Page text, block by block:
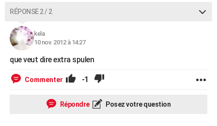
RÉPONSE 2 / 2
kela
10 nov. 2012 à 14:27
que veut dire extra spulen
Commenter -1
Répondre Posez votre question